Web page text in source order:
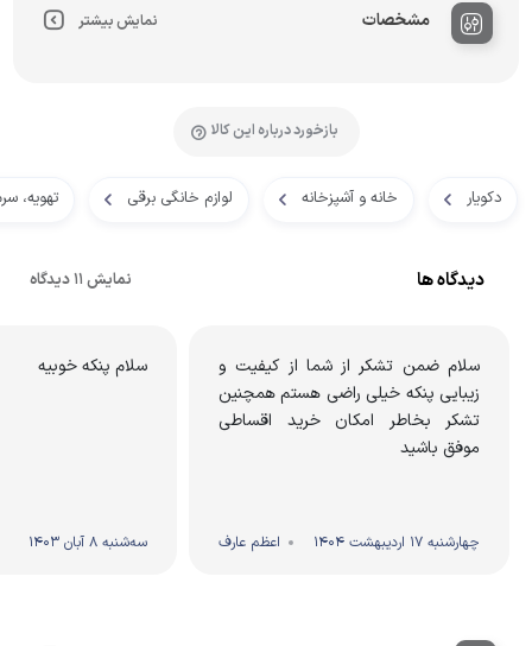
مشخصات نمایش بیشتر
بازخورد درباره این کالا
دکویار خانه و آشپزخانه لوازم خانگی برقی تهویه،
دیدگاه ها نمایش 11 دیدگاه
سلام ضمن تشکر از شما از کیفیت و
زیبایی پنکه خیلی راضی هستم همچنین
تشکر بخاطر امکان خرید اقساطی
موفق باشید
چهارشنبه 17 اردیبهشت 1404 اعظم عارف
سلام پنکه خوبیه
سه‌شنبه 8 آبان 1403